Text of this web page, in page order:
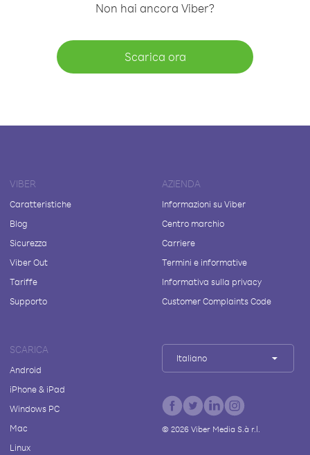
Non hai ancora Viber?
Scarica ora
VIBER
Caratteristiche
Blog
Sicurezza
Viber Out
Tariffe
Supporto
AZIENDA
Informazioni su Viber
Centro marchio
Carriere
Termini e informative
Informativa sulla privacy
Customer Complaints Code
SCARICA
Android
iPhone & iPad
Windows PC
Mac
Linux
Italiano
© 2026Viber Media S.à r.l.